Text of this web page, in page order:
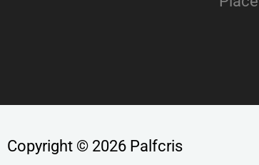
Copyright © 2026 Palfcris